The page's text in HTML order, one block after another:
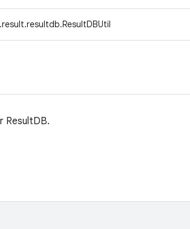
ResultDB.